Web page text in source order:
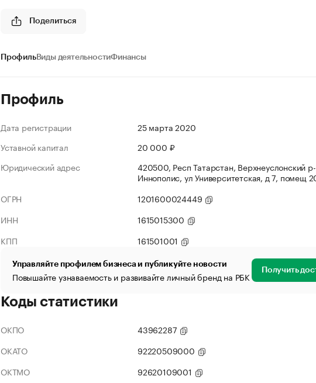
Поделиться
ПрофильВиды деятельностиФинансы
Профиль
Дата регистрации
25 марта 2020
Уставной капитал
20 000 ₽
Юридический адрес
420500, Респ Татарстан, Верхнеуслонский
Иннополис, ул Университетская, д 7, помещ
ОГРН
1201600024449
ИНН
1615015300
КПП
161501001
Управляйте профилем бизнеса и публикуйте новости
Повышайте узнаваемость и развивайте личный бренд на РБК Получить
Коды статистики
ОКПО
43962287
ОКАТО
92220509000
ОКТМО
92620109001